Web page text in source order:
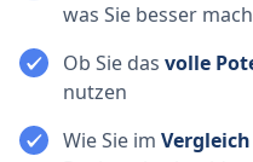
was Sie besser
Ob Sie das volle
nutzen
Wie Sie im